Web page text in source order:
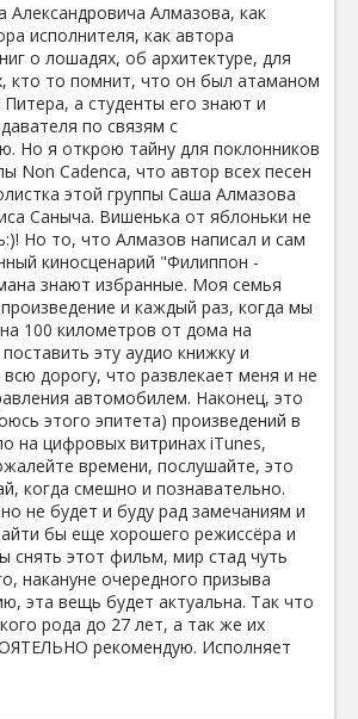
Александровича Алмазова, как
исполнителя, как автора
о лошадях, об архитектуре, для
кто то помнит, что он был атаманом
Питера, а студенты его знают и
по связям с
Но я открою тайну для поклонников
Non Cadenca, что автор всех песен
этой группы Саша Алмазова
Саныча. Вишенька от яблоньки не
Но то, что Алмазов написал и сам
киносценарий "Филиппон -
знают избранные. Моя семья
и каждый раз, когда мы
100 километров от дома на
эту аудио книжку и
дорогу, что развлекает меня и не
автомобилем. Наконец, это
этого эпитета) произведений в
на цифровых витринах iTunes,
времени, послушайте, это
когда смешно и познавательно.
не будет и буду рад замечаниям и
бы еще хорошего режиссёра и
снять этот фильм, мир стад чуть
накануне очередного призыва
эта вещь будет актуальна. Так что
рода до 27 лет, а так же их
рекомендую. Исполняет